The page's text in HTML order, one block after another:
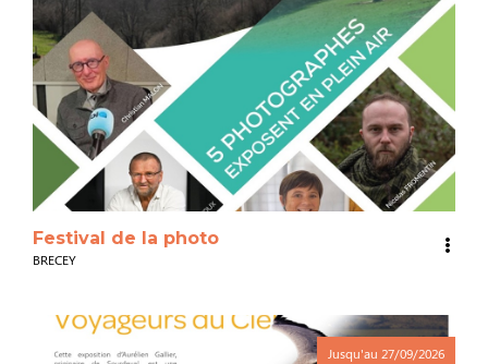
Festival de la photo
BRECEY
Jusqu'au 27/09/2026